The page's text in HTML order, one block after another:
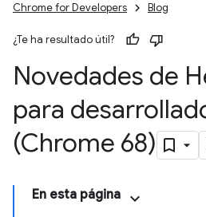
Chrome for Developers Blog
¿Te ha resultado útil?
Novedades de
para
(Chrome 68)
En esta página